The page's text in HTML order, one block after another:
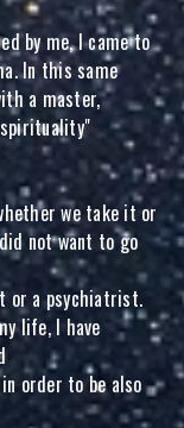
by me, I came to
In this same
a master,
we take it or
not want to go
or a psychiatrist.
life, I have
order to be also